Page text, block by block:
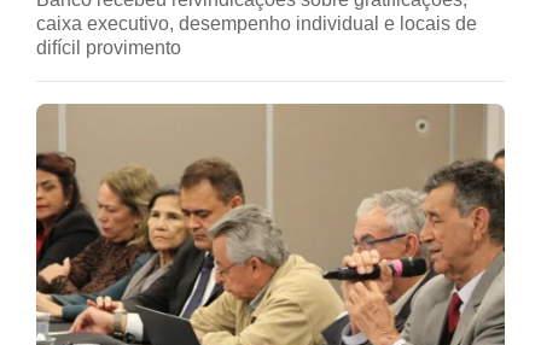
caixa executivo, desempenho individual e locais de
difícil provimento